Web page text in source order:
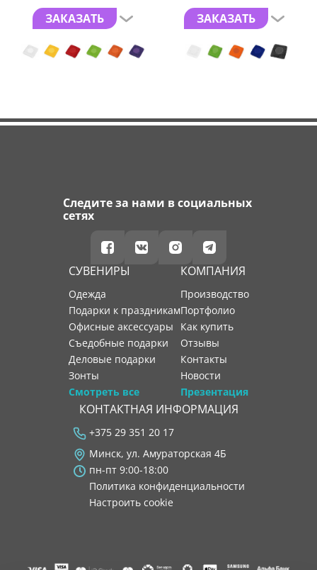
ЗАКАЗАТЬ ЗАКАЗАТЬ
Следите за нами в социальных
сетях
СУВЕНИРЫ
Одежда
Подарки к праздникам
Офисные аксессуары
Съедобные подарки
Деловые подарки
Зонты
Смотреть все
КОМПАНИЯ
производство
портфолио
как купить
отзывы
контакты
новости
Презентация
КОНТАКТНАЯ ИНФОРМАЦИЯ
+375 29 351 20 17
Минск, ул. Амураторская 4Б
пн-пт 9:00-18:00
Политика конфиденциальности
Настроить cookie